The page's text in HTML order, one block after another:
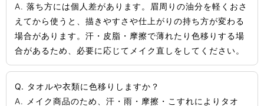
A. 落ち方には個人差があります。眉周りの油分を軽くおさ
えてから使うと、描きやすさや仕上がりの持ち方が変わる
場合があります。汗・皮脂・摩擦で薄れたり色移りする場
合があるため、必要に応じてメイク直しをしてください。
Q. タオルや衣類に色移りしますか？
A. メイク商品のため、汗・雨・摩擦・こすれによりタオ